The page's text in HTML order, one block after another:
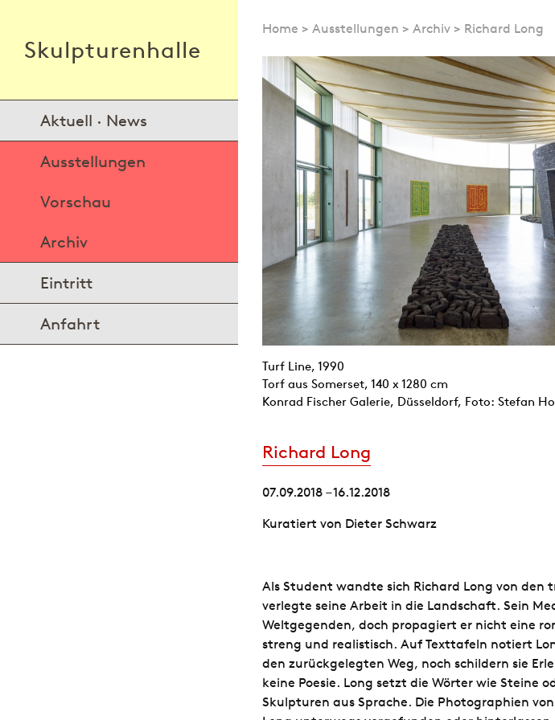
Skulpturenhalle
Aktuell · News
Ausstellungen
Vorschau
Archiv
Eintritt
Anfahrt
Home > Ausstellungen > Archiv> Richard Long
Turf Line, 1990
Torf aus Somerset, 140 x 1280 cm
Konrad Fischer Galerie, Düsseldorf, Foto: Stefan
Richard Long
07.09.2018 – 16.12.2018
Kuratiert von Dieter Schwarz
Als Student wandte sich Richard Long von
verlegte seine Arbeit in die Landschaft. Sein
Weltgegenden, doch propagiert er nicht eine
streng und realistisch. Auf Texttafeln notiert
den zurückgelegten Weg, noch schildern sie
keine Poesie. Long setzt die Wörter wie Steine
Skulpturen aus Sprache. Die Photographien